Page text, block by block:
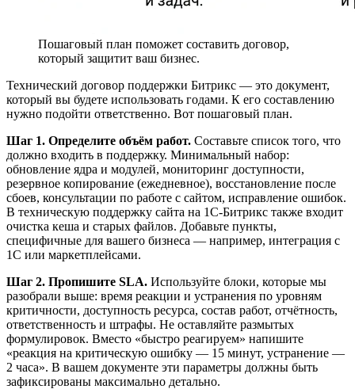
Пошаговый план поможет составить договор,
который защитит ваш бизнес.
Технический договор поддержки Битрикс — это документ,
который вы будете использовать годами. К его составлению
нужно подойти ответственно. Вот пошаговый план.
Шаг 1. Определите объём работ. Составьте список того, что
должно входить в поддержку. Минимальный набор:
обновление ядра и модулей, мониторинг доступности,
резервное копирование (ежедневное), восстановление после
сбоев, консультации по работе с сайтом, исправление ошибок.
В техническую поддержку сайта на 1С-Битрикс также входит
очистка кеша и старых файлов. Добавьте пункты,
специфичные для вашего бизнеса — например, интеграция с
1С или маркетплейсами.
Шаг 2. Пропишите SLA. Используйте блоки, которые мы
разобрали выше: время реакции и устранения по уровням
критичности, доступность ресурса, состав работ, отчётность,
ответственность и штрафы. Не оставляйте размытых
формулировок. Вместо «быстро реагируем» напишите
«реакция на критическую ошибку — 15 минут, устранение —
2 часа». В вашем документе эти параметры должны быть
зафиксированы максимально детально.